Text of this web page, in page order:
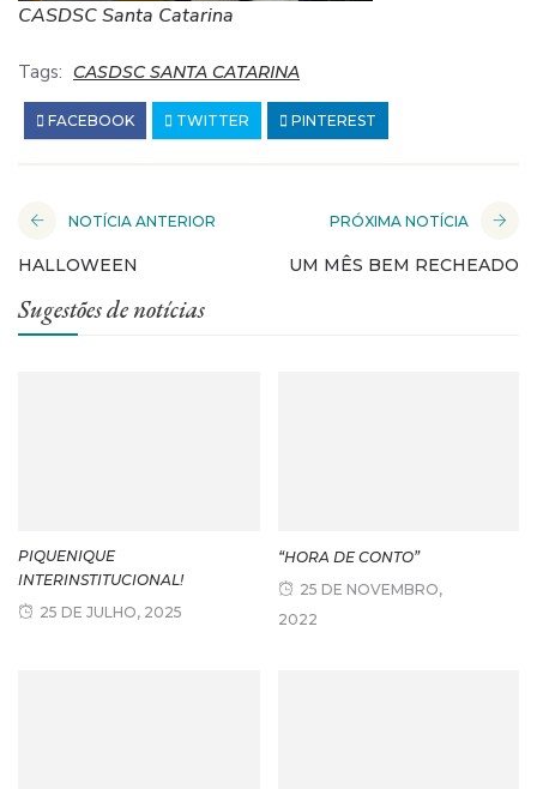
CASDSC Santa Catarina
Tags: CASDSC SANTA CATARINA
FACEBOOK TWITTER PINTEREST
NOTÍCIA ANTERIOR
HALLOWEEN
PRÓXIMA NOTÍCIA
UM MÊS BEM RECHEADO
Sugestões de notícias
PIQUENIQUE
INTERINSTITUCIONAL!
25 DE JULHO, 2025
“HORA DE CONTO”
25 DE NOVEMBRO,
2022